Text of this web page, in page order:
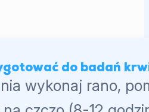
do badań
wykonaj rano,